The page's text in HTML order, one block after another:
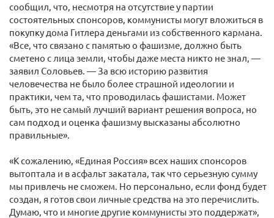
сообщил, что, несмотря на отсутствие у партии
состоятельных спонсоров, коммунисты могут вложиться в
покупку дома Гитлера деньгами из собственного кармана.
«Все, что связано с памятью о фашизме, должно быть
сметено с лица земли, чтобы даже места никто не знал, —
заявил Соловьев. — За всю историю развития
человечества не было более страшной идеологии и
практики, чем та, что проводилась фашистами. Может
быть, это не самый лучший вариант решения вопроса, но
сам подход и оценка фашизму высказаны абсолютно
правильные».
«К сожалению, «Единая Россия» всех наших спонсоров
вытоптала и в асфальт закатала, так что серьезную сумму
мы привлечь не сможем. Но персонально, если фонд будет
создан, я готов свои личные средства на это перечислить.
Думаю, что и многие другие коммунисты это поддержат»,